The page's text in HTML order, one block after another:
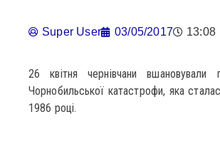
Super User 03/05/2017 13:08
26 квітня чернівчани вшановували
Чорнобильської катастрофи, яка
1986 році.